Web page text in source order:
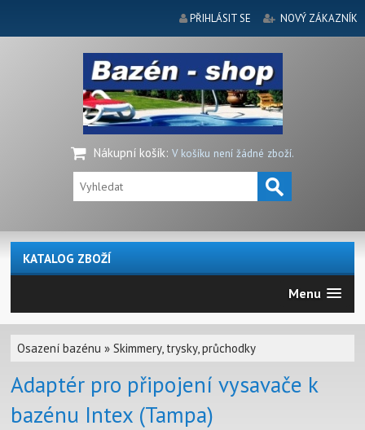
PŘIHLÁSIT SE NOVÝ ZÁKAZNÍK
Nákupní košík: V košíku není žádné zboží.
KATALOG ZBOŽÍ
Menu
Osazení bazénu »Skimmery, trysky, průchodky
Adaptér pro připojení vysavače k
bazénu Intex (Tampa)